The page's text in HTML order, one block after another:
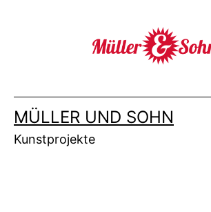
MÜLLER UND SOHN
Kunstprojekte